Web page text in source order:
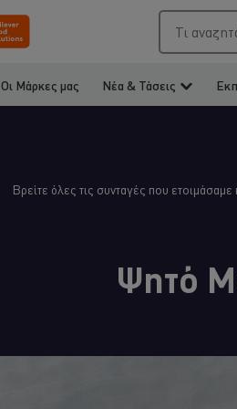
Τι
Οι Μάρκες μας Νέα & Τάσεις
Βρείτε όλες τις συνταγές που
Ψητό